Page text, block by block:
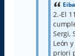
2.-El
Sergi,
León
priori